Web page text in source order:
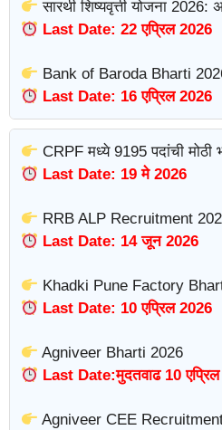
सारथी शिष्यवृत्ती योजना 2026:
Last Date: 22 एप्रिल 2026
Bank of Baroda Bharti
Last Date: 16 एप्रिल 2026
CRPF मध्ये 9195 पदांची मोठी
Last Date: 19 मे 2026
RRB ALP Recruitment
Last Date: 14 जून 2026
Khadki Pune Factory
Last Date: 10 एप्रिल 2026
Agniveer Bharti 2026
Last Date:मुदतवाढ 10
Agniveer CEE